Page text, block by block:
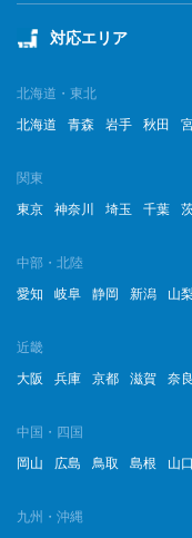
対応エリア
北海道・東北
北海道
青森 岩手 秋田
関東
東京
神奈川 埼玉 千葉
中部・北陸
愛知
岐阜 静岡 新潟 山
近畿
大阪
兵庫 京都 滋賀 奈良
中国・四国
岡山
広島 鳥取 島根 山口
九州・沖縄